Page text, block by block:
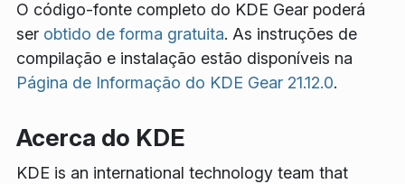
O código-fonte completo do KDE Gear poderá
ser obtido de forma gratuita. As instruções de
compilação e instalação estão disponíveis na
Página de Informação do KDE Gear 21.12.0.
Acerca do KDE
KDE is an international technology team that